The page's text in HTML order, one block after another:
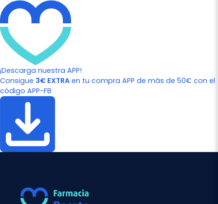
¡Descarga nuestra APP!
Consigue 3€ EXTRA en tu compra APP de más de 50€ con el
código APP-FB